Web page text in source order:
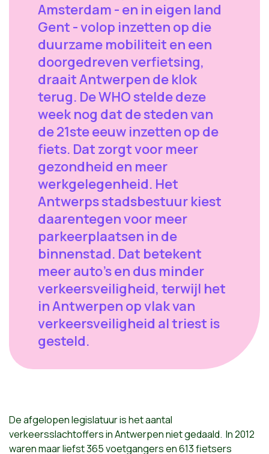
Amsterdam - en in eigen land
Gent - volop inzetten op die
duurzame mobiliteit en een
doorgedreven verfietsing,
draait Antwerpen de klok
terug. De WHO stelde deze
week nog dat de steden van
de 21ste eeuw inzetten op de
fiets. Dat zorgt voor meer
gezondheid en meer
werkgelegenheid. Het
Antwerps stadsbestuur kiest
daarentegen voor meer
parkeerplaatsen in de
binnenstad. Dat betekent
meer auto's en dus minder
verkeersveiligheid, terwijl het
in Antwerpen op vlak van
verkeersveiligheid al triest is
gesteld.
De afgelopen legislatuur is het aantal
verkeersslachtoffers in Antwerpen niet gedaald. In 2012
waren maar liefst 365 voetgangers en 613 fietsers